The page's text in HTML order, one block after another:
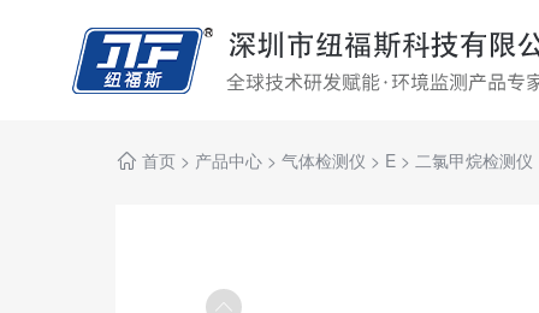
首页 > 产品中心 > 气体检测仪 > E > 二氯甲烷检测仪